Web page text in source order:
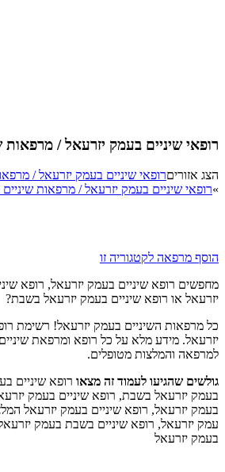
רופאי שיניים בעמק יזרעאל / מרפאות
הצג אזוריםרופאי שיניים בעמק יזרעאל /
»רופאי שיניים בעמק יזרעאל / מרפאות
הוסף מרפאה לקטגוריה זו
יזרעאל או רופא שיניים בעמק יזרעאל בשבת?
כל מרפאות השיניים בעמק יזרעאל! רשימת
יזרעאל. מידע מלא על כל רופא ומרפאת
למרפאה והמלצות מטופלים.
גולשים שהגיעו לעמוד זה מצאו רופא שיניים
בעמק יזרעאל, רופא שיניים בעמק יזרעאל
עמק יזרעאל, רופא שיניים בשבת בעמק
בעמק יזרעאל